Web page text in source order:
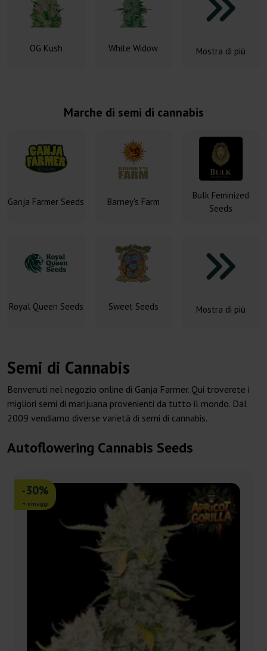
OG Kush White Widow Mostra di più
Marche di semi di cannabis
Ganja Farmer Seeds Barney's Farm
Bulk Feminized
Seeds
Royal Queen Seeds Sweet Seeds Mostra di più
Semi di Cannabis
Benvenuti nel negozio online di Ganja Farmer. Qui troverete i
migliori semi di marijuana provenienti da tutto il mondo. Dal
2009 vendiamo diverse varietà di semi di cannabis.
Autoflowering Cannabis Seeds
-30%
+ omaggi